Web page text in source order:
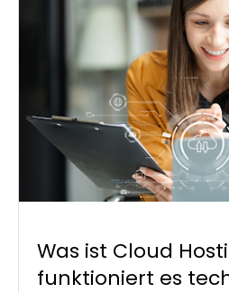
Was ist Cloud
funktioniert es